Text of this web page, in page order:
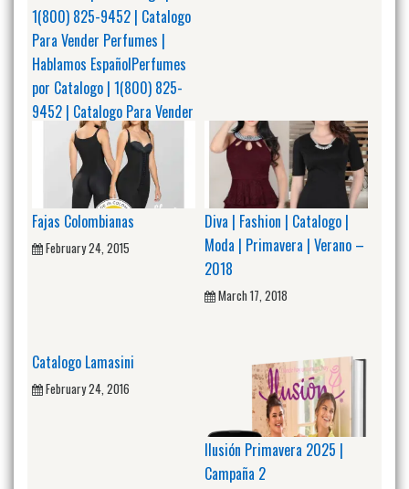
1(800) 825-9452 | Catalogo
Para Vender Perfumes |
Hablamos EspañolPerfumes
por Catalogo | 1(800) 825-
9452 | Catalogo Para Vender
Perfumes | Hablamos
Español
January 28, 2021
Fajas Colombianas
February 24, 2015
Diva | Fashion | Catalogo |
Moda | Primavera | Verano –
2018
March 17, 2018
Catalogo Lamasini
February 24, 2016
Ilusión Primavera 2025 |
Campaña 2